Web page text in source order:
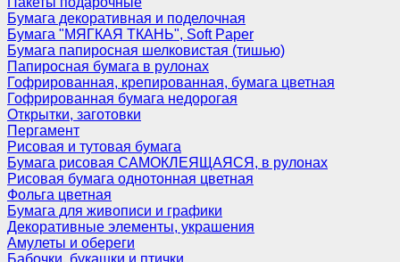
Бумага декоративная и поделочная
Бумага "МЯГКАЯ ТКАНЬ", Soft Paper
Бумага папиросная шелковистая (тишью)
Папиросная бумага в рулонах
Гофрированная, крепированная, бумага цветная
Гофрированная бумага недорогая
Открытки, заготовки
Пергамент
Рисовая и тутовая бумага
Бумага рисовая САМОКЛЕЯЩАЯСЯ, в рулонах
Рисовая бумага однотонная цветная
Фольга цветная
Бумага для живописи и графики
Декоративные элементы, украшения
Амулеты и обереги
Бабочки, букашки и птички